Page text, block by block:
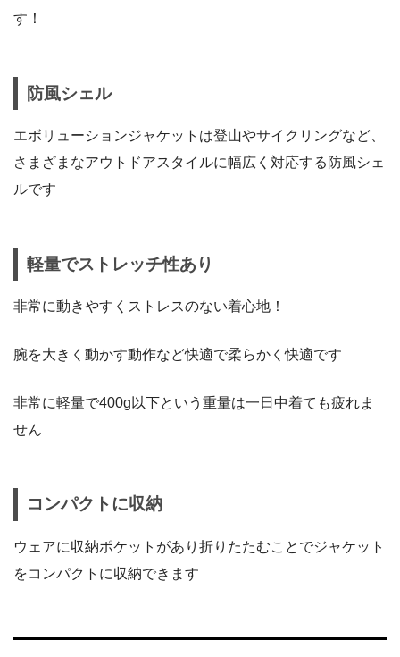
す！
防風シェル
エボリューションジャケットは登山やサイクリングなど、
さまざまなアウトドアスタイルに幅広く対応する防風シェ
ルです
軽量でストレッチ性あり
非常に動きやすくストレスのない着心地！
腕を大きく動かす動作など快適で柔らかく快適です
非常に軽量で400g以下という重量は一日中着ても疲れま
せん
コンパクトに収納
ウェアに収納ポケットがあり折りたたむことでジャケット
をコンパクトに収納できます